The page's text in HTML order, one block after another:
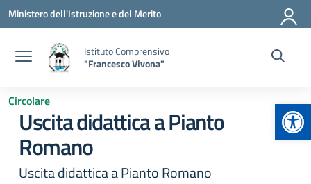
Vai ai contenuti
Vai al menu di navigazione
Vai al footer
Ministero dell'Istruzione e del Merito
Istituto Comprensivo
"Francesco Vivona"
Circolare
Uscita didattica a Pianto
Romano
Uscita didattica a Pianto Romano